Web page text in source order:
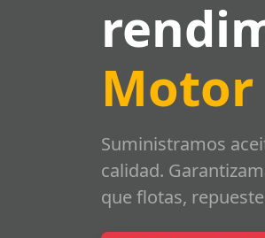
Motor
Suministramos
calidad.
que flotas,